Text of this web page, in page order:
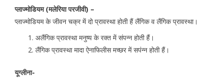
प्लाज्मोडियम (मलेरिया परजीवी) –
प्लाज्मोडियम के जीवन चक्र में दो प्रावस्था होती हैं लैंगिक व लैंगिक प्रावस्था।
अलैंगिक प्रावस्था मनुष्य के रक्त में संपन्न होती हैं।
लैंगिक प्रावस्था मादा ऐनाफिलीस मच्छर में सपंन्न होती हैं।
यूग्लीना-